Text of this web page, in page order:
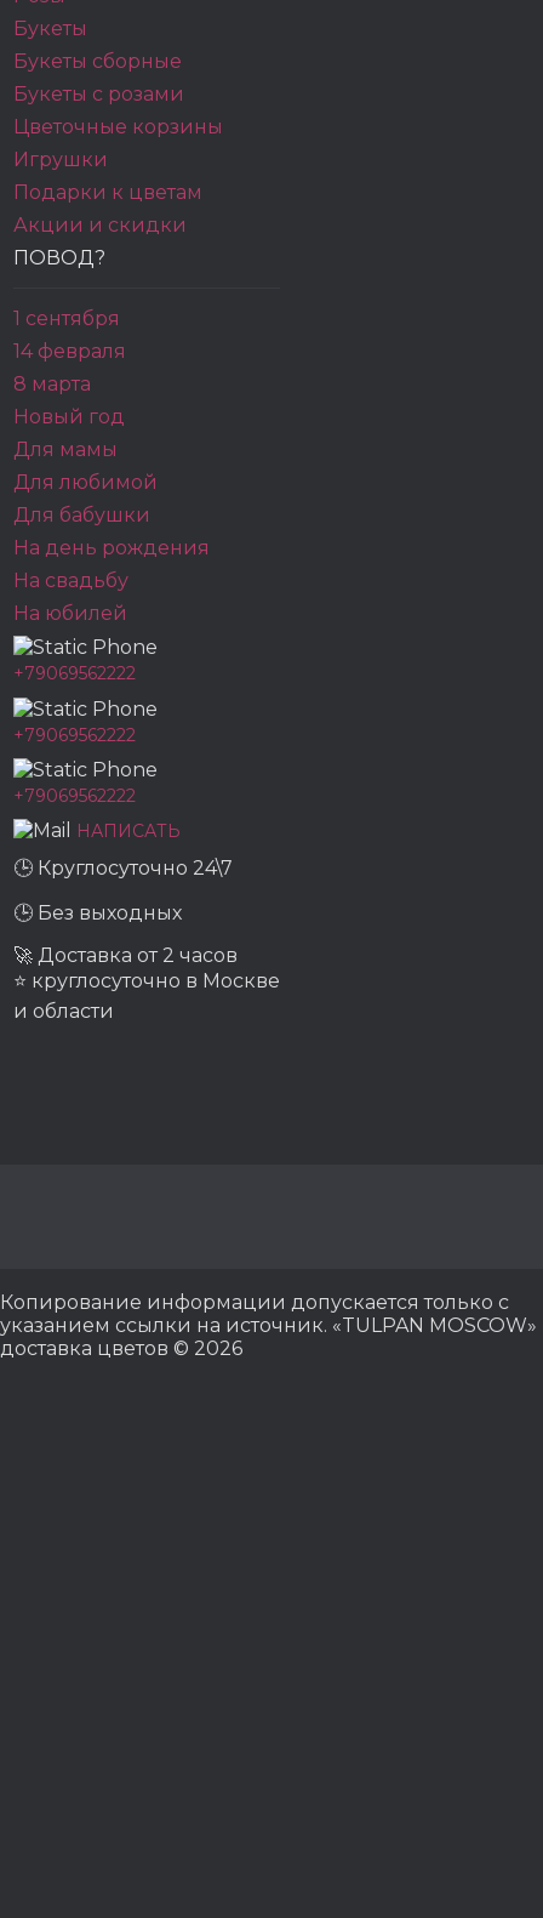
Букеты
Букеты сборные
Букеты с розами
Цветочные корзины
Игрушки
Подарки к цветам
Акции и скидки
ПОВОД?
1 сентября
14 февраля
8 марта
Новый год
Для мамы
Для любимой
Для бабушки
На день рождения
На свадьбу
На юбилей
+79069562222
+79069562222
+79069562222
НАПИСАТЬ
🕒 Круглосуточно 24\7
🕒 Без выходных
🚀 Доставка от 2 часов
⭐ круглосуточно в Москве
и области
Копирование информации допускается только с
указанием ссылки на источник. «TULPAN MOSCOW»
доставка цветов © 2026